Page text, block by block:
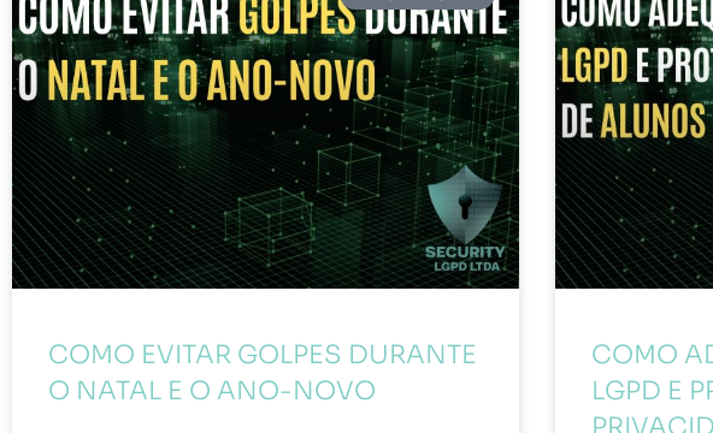
COMO EVITAR GOLPES DURANTE
O NATAL E O ANO-NOVO
COMO
LGPD E